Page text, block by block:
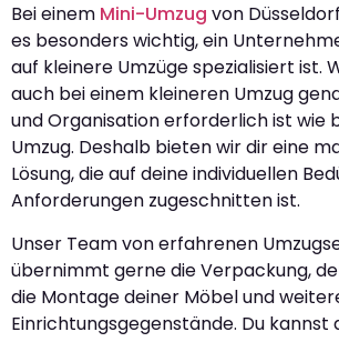
Bei einem Mini-Umzug von
es besonders wichtig, ein
auf kleinere Umzüge spezialisiert ist.
auch bei einem kleineren Umzug
und Organisation erforderlich ist wie
Umzug. Deshalb bieten wir dir eine
Lösung, die auf deine individuellen
Anforderungen zugeschnitten ist.
Unser Team von erfahrenen
übernimmt gerne die Verpackung,
die Montage deiner Möbel und
Einrichtungsgegenstände. Du